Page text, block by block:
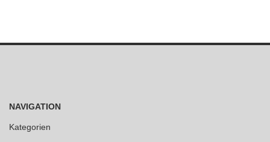
NAVIGATION
Kategorien